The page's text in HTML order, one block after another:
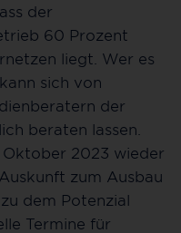
der
60 Prozent
liegt. Wer es
sich von
der
beraten lassen.
Oktober 2023 wieder
zum Ausbau
dem Potenzial
Termine für